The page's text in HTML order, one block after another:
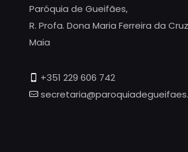
Paróquia de Gueifães,
R. Profa. Dona Maria Ferreira da
Maia
+351 229 606 742